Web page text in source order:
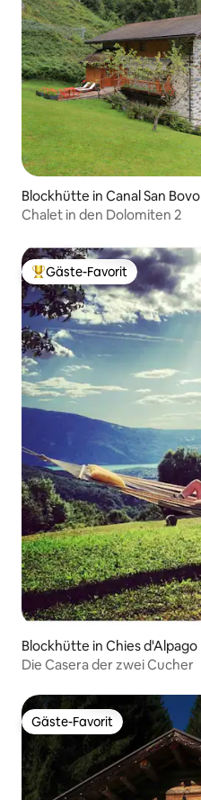
Blockhütte in Canal San Bovo
Chalet in den Dolomiten 2
Beliebter Gäste-Favorit.
Gäste-Favorit
Blockhütte in Chies d'Alpago
Die Casera der zwei Cucher
Gäste-Favorit
Gäste-Favorit